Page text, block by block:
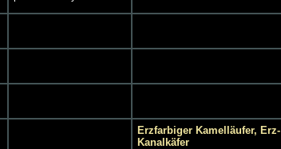
Erzfarbiger Kamelläufer, Erz-
Kanalkäfer